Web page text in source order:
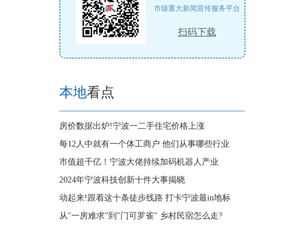
市级重大新闻宣传服务平台
扫码下载
本地看点
房价数据出炉!宁波一二手住宅价格上涨
每12人中就有一个体工商户 他们从事哪些行业
市值超千亿！宁波大佬持续加码机器人产业
2024年宁波科技创新十件大事揭晓
动起来!跟着这十条徒步线路 打卡宁波最in地标
从"一房难求"到"门可罗雀" 乡村民宿怎么走?